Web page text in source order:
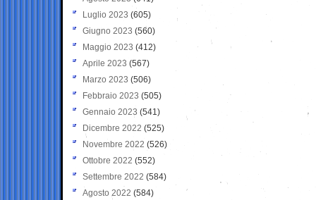
Luglio 2023 (605)
Giugno 2023 (560)
Maggio 2023 (412)
Aprile 2023 (567)
Marzo 2023 (506)
Febbraio 2023 (505)
Gennaio 2023 (541)
Dicembre 2022 (525)
Novembre 2022 (526)
Ottobre 2022 (552)
Settembre 2022 (584)
Agosto 2022 (584)